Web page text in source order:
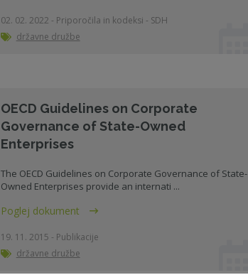
02. 02. 2022 - Priporočila in kodeksi - SDH
državne družbe
OECD Guidelines on Corporate
Governance of State-Owned
Enterprises
The OECD Guidelines on Corporate Governance of State-
Owned Enterprises provide an internati ...
Poglej dokument
19. 11. 2015 - Publikacije
državne družbe